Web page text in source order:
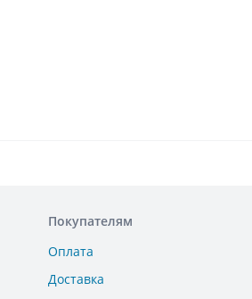
Покупателям
Оплата
Доставка